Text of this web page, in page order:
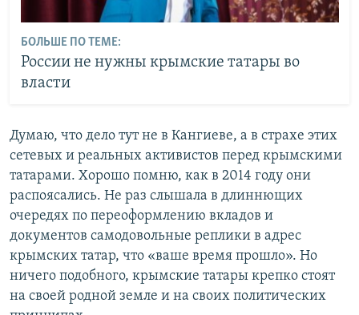
БОЛЬШЕ ПО ТЕМЕ:
России не нужны крымские татары во
власти
Думаю, что дело тут не в Кангиеве, а в страхе этих
сетевых и реальных активистов перед крымскими
татарами. Хорошо помню, как в 2014 году они
распоясались. Не раз слышала в длиннющих
очередях по переоформлению вкладов и
документов самодовольные реплики в адрес
крымских татар, что «ваше время прошло». Но
ничего подобного, крымские татары крепко стоят
на своей родной земле и на своих политических